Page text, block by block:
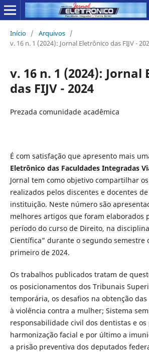
Início / Arquivos /
v. 16 n. 1 (2024): Jornal Eletrônico das FIJV -
v. 16 n. 1 (2024): Jornal
das FIJV - 2024
Prezada comunidade acadêmica
É com satisfação que apresento mais
Eletrônico das Faculdades Integradas
Jornal tem como objetivo compartilhar
realizados pelos discentes e docentes
instituição. Neste número são
melhores artigos que foram elaborados
período do curso de Direito, na
Científica” durante o segundo semestre
primeiro de 2024.
Os trabalhos publicados tratam de
os posicionamentos dos Tribunais
temporária, os desafios na obtenção
à violência contra a mulher; Sistema
responsabilidade civil dos dentistas e
harmonização facial e por último a
a prisão preventiva dos deputados